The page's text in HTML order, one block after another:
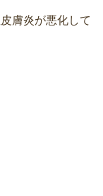
膚炎が悪化して